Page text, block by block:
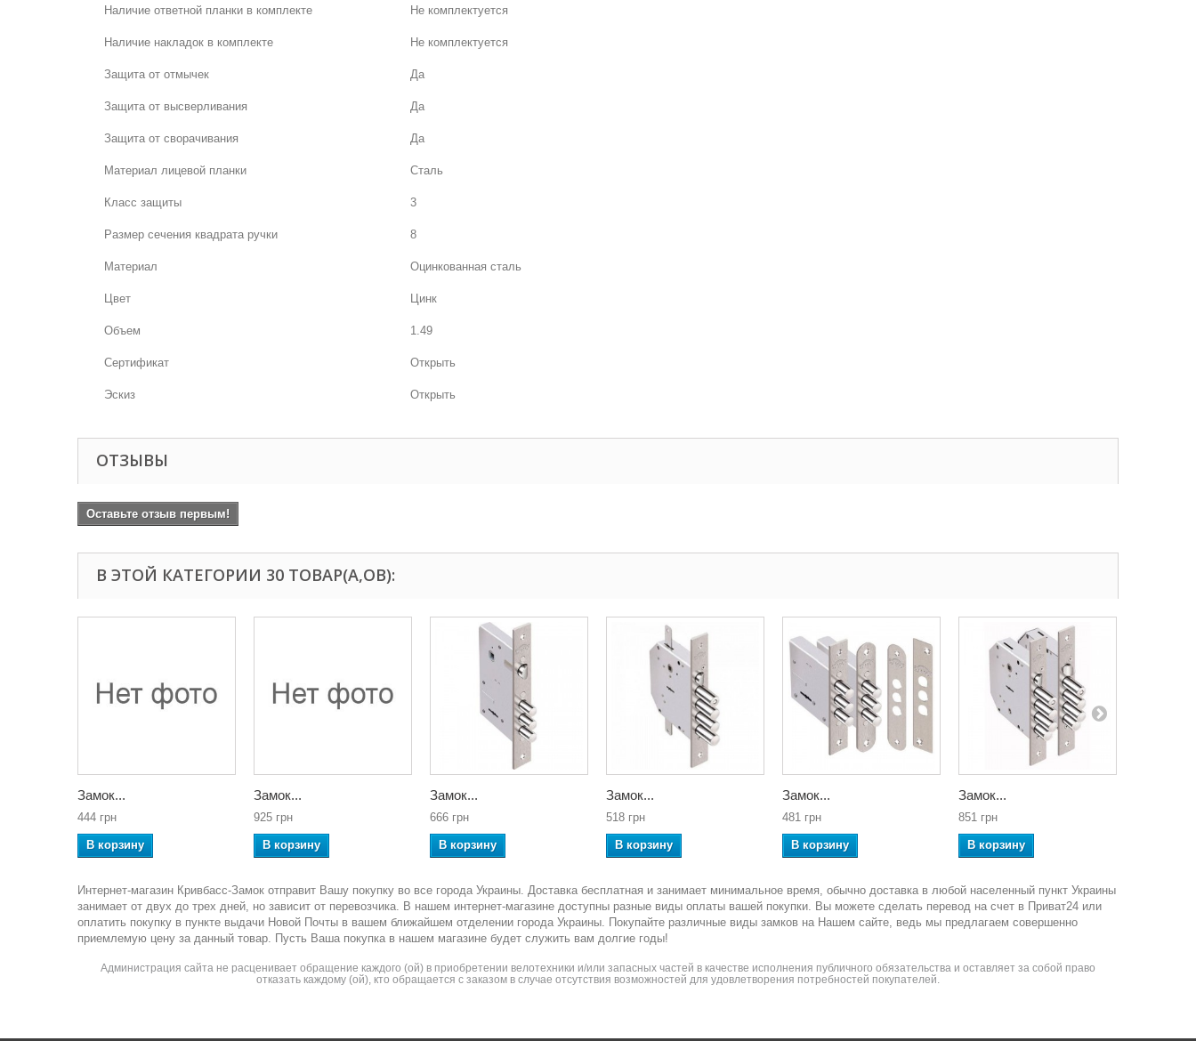
Наличие ответной планки в комплекте Не комплектуется
Наличие накладок в комплекте Не комплектуется
Защита от отмычек Да
Защита от высверливания Да
Защита от сворачивания Да
Материал лицевой планки Сталь
Класс защиты 3
Размер сечения квадрата ручки 8
Материал Оцинкованная сталь
Цвет Цинк
Объем 1.49
Сертификат Открыть
Эскиз Открыть
ОТЗЫВЫ
Оставьте отзыв первым!
В ЭТОЙ КАТЕГОРИИ 30 ТОВАР(А,ОВ):
Замок...
444 грн
В корзину
Замок...
925 грн
В корзину
Замок...
666 грн
В корзину
Замок...
518 грн
В корзину
Замок...
481 грн
В корзину
Замок...
851 грн
В корзину
Интернет-магазин Кривбасс-Замок отправит Вашу покупку во все города Украины. Доставка бесплатная и занимает минимальное время, обычно доставка в любой населенный пункт Украины
занимает от двух до трех дней, но зависит от перевозчика. В нашем интернет-магазине доступны разные виды оплаты вашей покупки. Вы можете сделать перевод на счет в Приват24 или
оплатить покупку в пункте выдачи Новой Почты в вашем ближайшем отделении города Украины. Покупайте различные виды замков на Нашем сайте, ведь мы предлагаем совершенно
приемлемую цену за данный товар. Пусть Ваша покупка в нашем магазине будет служить вам долгие годы!
Администрация сайта не расценивает обращение каждого (ой) в приобретении велотехники и/или запасных частей в качестве исполнения публичного обязательства и оставляет за собой право
отказать каждому (ой), кто обращается с заказом в случае отсутствия возможностей для удовлетворения потребностей покупателей.